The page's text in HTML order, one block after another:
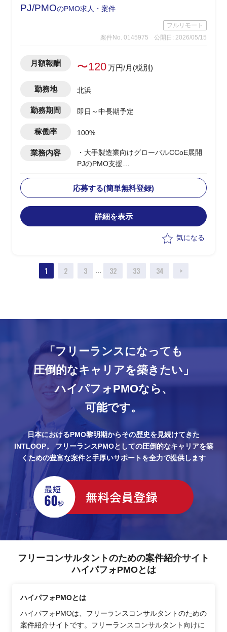
レポーティングの仕組み構築
PJ/PMOのPMO求人・案件
フルリモート
案件No. 0145975
公開日: 2026/05/15
月額報酬 〜120万円/月(税別)
勤務地 北浜
勤務期間 即日～中長期予定
稼働率 100%
業務内容
・大手製造業向けグローバルCCoE展開
PJのPMO支援
Global/Regional階層に定義し、アジア/
欧州/北米/中国への展開を支援
・Global CCoEメンバーとして各地域の
モニタリング/管理プロセスの設計と改
・現地IT部門との調整/折衝における日本
立案/スケジュール管理
応募する(簡単無料登録)
詳細を表示
気になる
1 2 3 ... 32 33 34 >
「フリーランスになっても
圧倒的なキャリアを築きたい」
ハイパフォPMOなら、
可能です。
日本におけるPMO黎明期からその歴史を見続けてきた
INTLOOP。
フリーランスPMOとしての圧倒的なキャリアを築
くための豊富な案件と手厚いサポートを全力で提供します
フリーコンサルタントのための案件紹介サイト
ハイパフォPMOとは
ハイパフォPMOとは
ハイパフォPMOは、フリーランスコンサルタントのための
案件紹介サイトです。フリーランスコンサルタント向けに